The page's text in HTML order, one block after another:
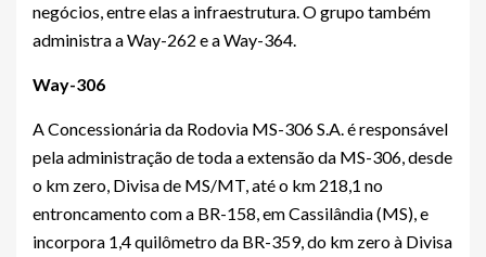
negócios, entre elas a infraestrutura. O grupo também
administra a Way-262 e a Way-364.
Way-306
A Concessionária da Rodovia MS-306 S.A. é responsável
pela administração de toda a extensão da MS-306, desde
o km zero, Divisa de MS/MT, até o km 218,1 no
entroncamento com a BR-158, em Cassilândia (MS), e
incorpora 1,4 quilômetro da BR-359, do km zero à Divisa